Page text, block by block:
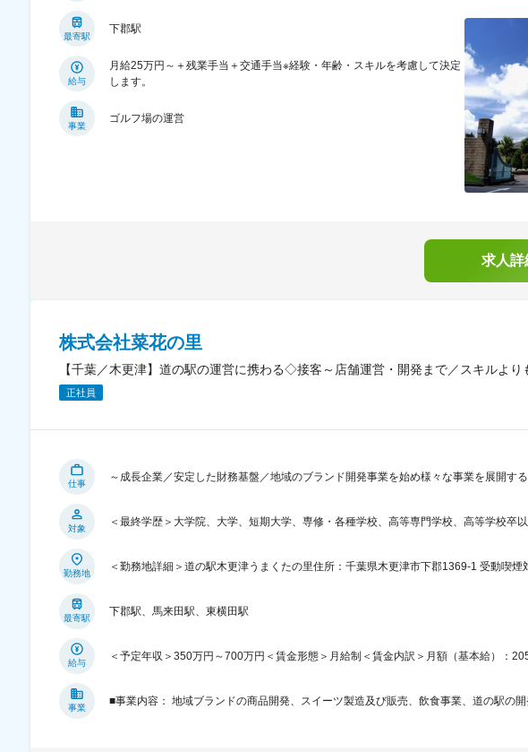
最寄駅
下郡駅
給与
月給25万円～＋残業手当＋交通手当※経験・年齢・スキルを考慮して決定
します。
事業
ゴルフ場の運営
求人詳
株式会社菜花の里
【千葉／木更津】道の駅の運営に携わる◇接客～店舗運営・開発まで／スキルより
正社員
仕事
～成長企業／安定した財務基盤／地域のブランド開発事業を始め様々な事業を展開す
対象
＜最終学歴＞大学院、大学、短期大学、専修・各種学校、高等専門学校、高等学校卒
勤務地
＜勤務地詳細＞道の駅木更津うまくたの里住所：千葉県木更津市下郡1369-1 受動喫
最寄駅
下郡駅、馬来田駅、東横田駅
給与
＜予定年収＞350万円～700万円＜賃金形態＞月給制＜賃金内訳＞月額（基本給）：
事業
■事業内容： 地域ブランドの商品開発、スイーツ製造及び販売、飲食事業、道の駅の